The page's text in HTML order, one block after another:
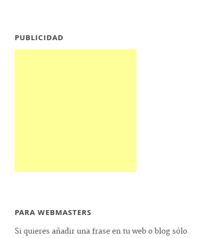
PUBLICIDAD
PARA WEBMASTERS
Si quieres añadir una frase en tu web o blog sólo